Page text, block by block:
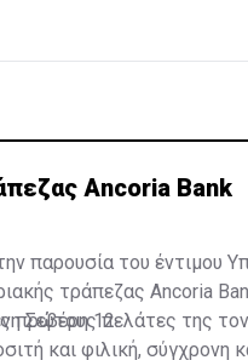
Ancoria Bank
παρουσία του έντιμου
τράπεζας Ancoria
Σεβέρη 12.
πρώτους πελάτες της
και φιλική, σύγχρονη